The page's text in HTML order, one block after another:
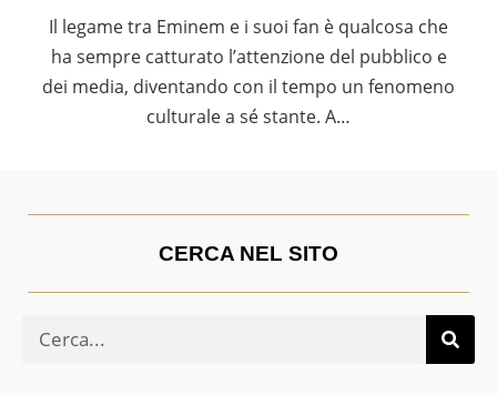
Il legame tra Eminem e i suoi fan è qualcosa che
ha sempre catturato l’attenzione del pubblico e
dei media, diventando con il tempo un fenomeno
culturale a sé stante. A…
CERCA NEL SITO